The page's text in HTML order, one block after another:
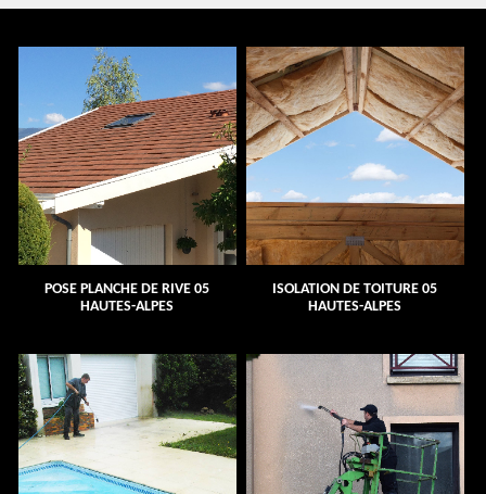
POSE PLANCHE DE RIVE 05
HAUTES-ALPES
ISOLATION DE TOITURE 05
HAUTES-ALPES